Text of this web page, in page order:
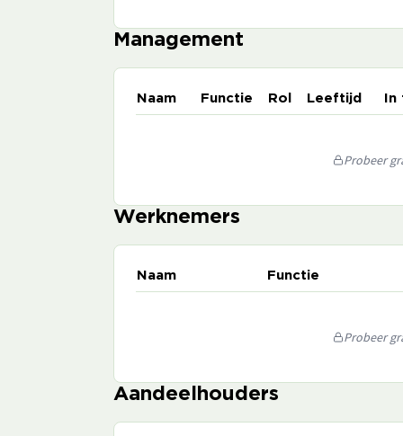
Management
Naam Functie Rol Leeftijd
Probeer
Werknemers
Naam Functie
Probeer
Aandeelhouders